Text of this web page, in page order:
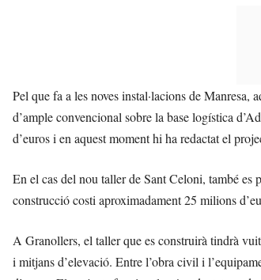
Pel que fa a les noves instal·lacions de Manresa,
d’ample convencional sobre la base logística
d’euros i en aquest moment hi ha redactat el
En el cas del nou taller de Sant Celoni, també
construcció costi aproximadament 25 milions
A Granollers, el taller que es construirà tindrà
i mitjans d’elevació. Entre l’obra civil i